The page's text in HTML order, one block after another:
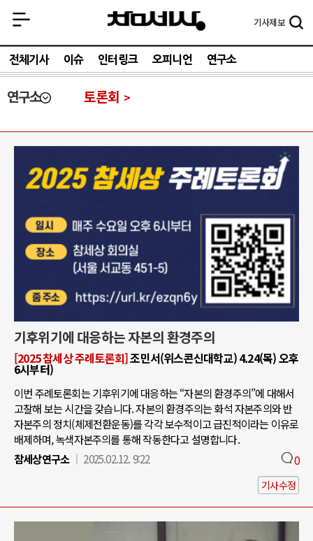
기사제보
전체기사 이슈 인터링크 오피니언 연구소
연구소 토론회
기후위기에 대응하는 자본의 환경주의
[2025 참세상 주례토론회]조민서(위스콘신대학교) 4.24(목) 오후
6시부터)
이번 주례토론회는 기후위기에 대응하는 “자본의 환경주의”에 대해서
고찰해 보는 시간을 갖습니다. 자본의 환경주의는 화석 자본주의와 반
자본주의 정치(체제전환운동)를 각각 보수적이고 급진적이라는 이유로
배제하며, 녹색자본주의를 통해 작동한다고 설명합니다.
참세상연구소
2025.02.12. 9:22 0
기사수정